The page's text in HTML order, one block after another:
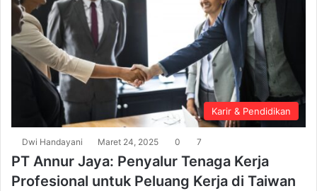
Karir & Pendidikan
Dwi Handayani Maret 24, 2025 0 7
PT Annur Jaya: Penyalur Tenaga Kerja
Profesional untuk Peluang Kerja di Taiwan